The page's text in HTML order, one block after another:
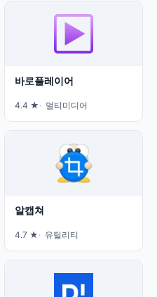
바로플레이어
4.4 ★ 멀티미디어
알캡쳐
4.7 ★ 유틸리티